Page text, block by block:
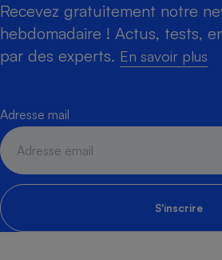
Recevez gratuitement notre
hebdomadaire ! Actus, tests,
par des experts. En savoir plus
Adresse mail
S'inscrire